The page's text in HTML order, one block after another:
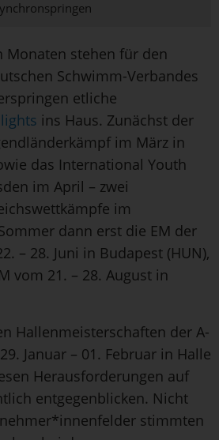
Monaten stehen für den
Schwimm-Verbandes
etliche
ins Haus. Zunächst der
im März in
das International Youth
im April – zwei
im
dann erst die EM der
– 28. Juni in Budapest (HUN),
vom 21. – 28. August in
Hallenmeisterschaften der A-
Januar – 01. Februar in Halle
Herausforderungen auf
entgegenblicken. Nicht
stimmten